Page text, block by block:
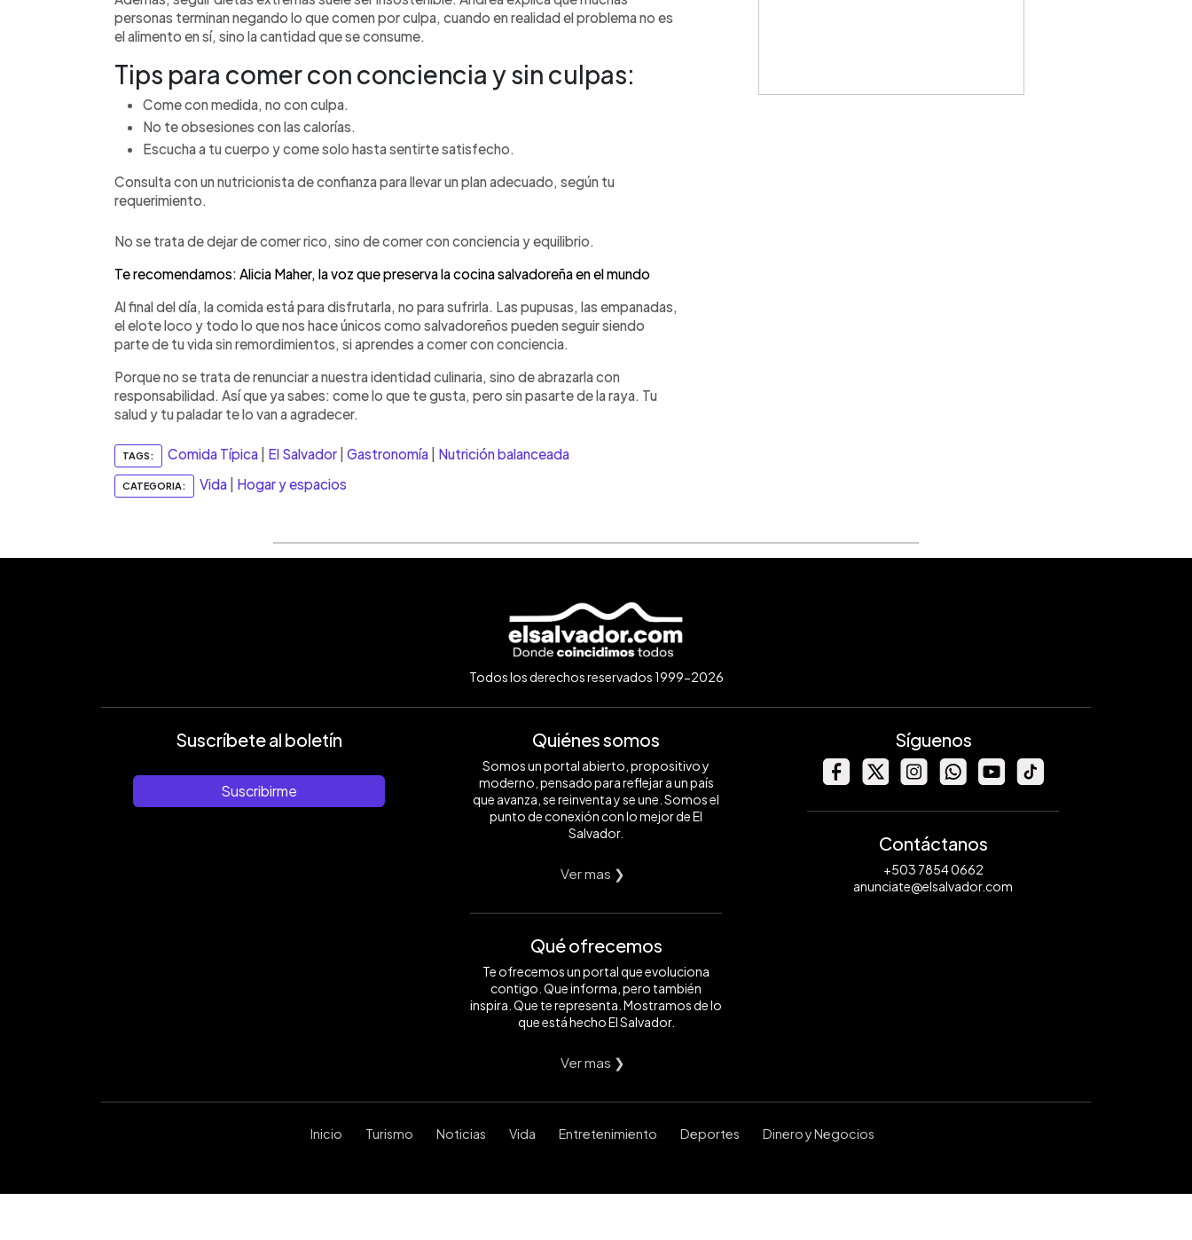
personas terminan negando lo que comen por culpa, cuando en realidad el problema no es
el alimento en sí, sino la cantidad que se consume.
Tips para comer con conciencia y sin culpas:
Come con medida, no con culpa.
No te obsesiones con las calorías.
Escucha a tu cuerpo y come solo hasta sentirte satisfecho.
Consulta con un nutricionista de confianza para llevar un plan adecuado, según tu
requerimiento.
No se trata de dejar de comer rico, sino de comer con conciencia y equilibrio.
Te recomendamos: Alicia Maher, la voz que preserva la cocina salvadoreña en el mundo
Al final del día, la comida está para disfrutarla, no para sufrirla. Las pupusas, las empanadas,
el elote loco y todo lo que nos hace únicos como salvadoreños pueden seguir siendo
parte de tu vida sin remordimientos, si aprendes a comer con conciencia.
Porque no se trata de renunciar a nuestra identidad culinaria, sino de abrazarla con
responsabilidad. Así que ya sabes: come lo que te gusta, pero sin pasarte de la raya. Tu
salud y tu paladar te lo van a agradecer.
TAGS: Comida Típica El Salvador Gastronomía Nutrición balanceada
CATEGORIA: Vida Hogar y espacios
Todos los derechos reservados 1999-2026
Suscríbete al boletín
Suscribirme
Quiénes somos
Somos un portal abierto, propositivo y
moderno, pensado para reflejar a un país
que avanza, se reinventa y se une. Somos el
punto de conexión con lo mejor de El
Salvador.
Ver mas ❯
Qué ofrecemos
Te ofrecemos un portal que evoluciona
contigo. Que informa, pero también
inspira. Que te representa. Mostramos de lo
que está hecho El Salvador.
Ver mas ❯
Síguenos
Contáctanos
+503 7854 0662
anunciate@elsalvador.com
Inicio Turismo Noticias Vida Entretenimiento Deportes Dinero y Negocios